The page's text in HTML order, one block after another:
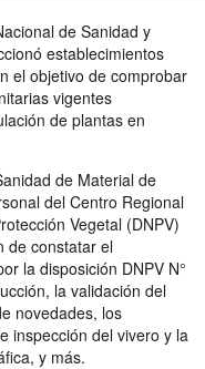
de Sanidad y
establecimientos
el objetivo de comprobar
vigentes
de plantas en
de Material de
del Centro Regional
Vegetal (DNPV)
de constatar el
la disposición DNPV N°
la validación del
novedades, los
inspección del vivero y la
y más.